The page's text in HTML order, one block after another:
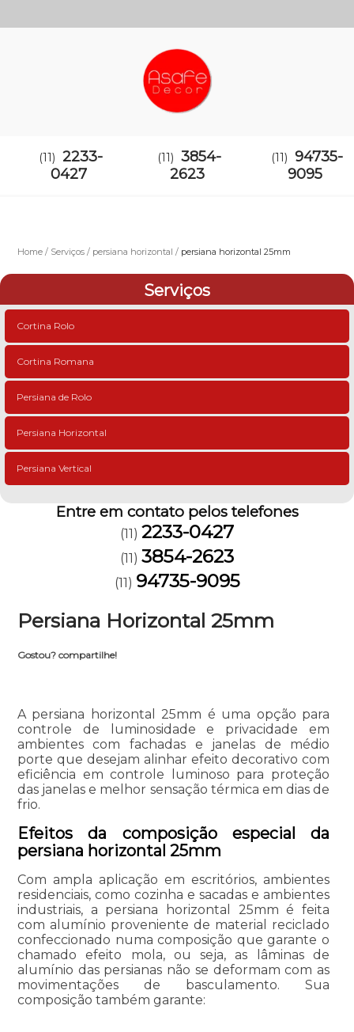
(11) 2233-
0427
(11) 3854-
2623
(11) 94735-
9095
Home Serviços persiana horizontal persiana horizontal 25mm
Serviços
Cortina Rolo
Cortina Romana
Persiana de Rolo
Persiana Horizontal
Persiana Vertical
Entre em contato pelos telefones
(11) 2233-0427
(11) 3854-2623
(11) 94735-9095
Persiana Horizontal 25mm
Gostou? compartilhe!
A persiana horizontal 25mm é uma opção para
controle de luminosidade e privacidade em
ambientes com fachadas e janelas de médio
porte que desejam alinhar efeito decorativo com
eficiência em controle luminoso para proteção
das janelas e melhor sensação térmica em dias de
frio.
Efeitos da composição especial da
persiana horizontal 25mm
Com ampla aplicação em escritórios, ambientes
residenciais, como cozinha e sacadas e ambientes
industriais, a persiana horizontal 25mm é feita
com alumínio proveniente de material reciclado
confeccionado numa composição que garante o
chamado efeito mola, ou seja, as lâminas de
alumínio das persianas não se deformam com as
movimentações de basculamento. Sua
composição também garante: